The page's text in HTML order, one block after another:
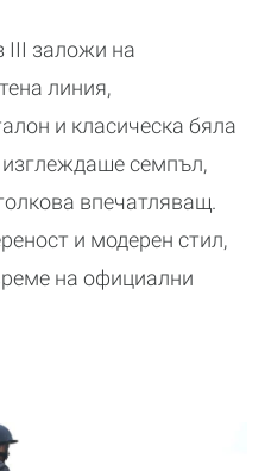
III заложи на
линия,
и класическа бяла
семпъл,
впечатляващ.
и модерен стил,
на официални